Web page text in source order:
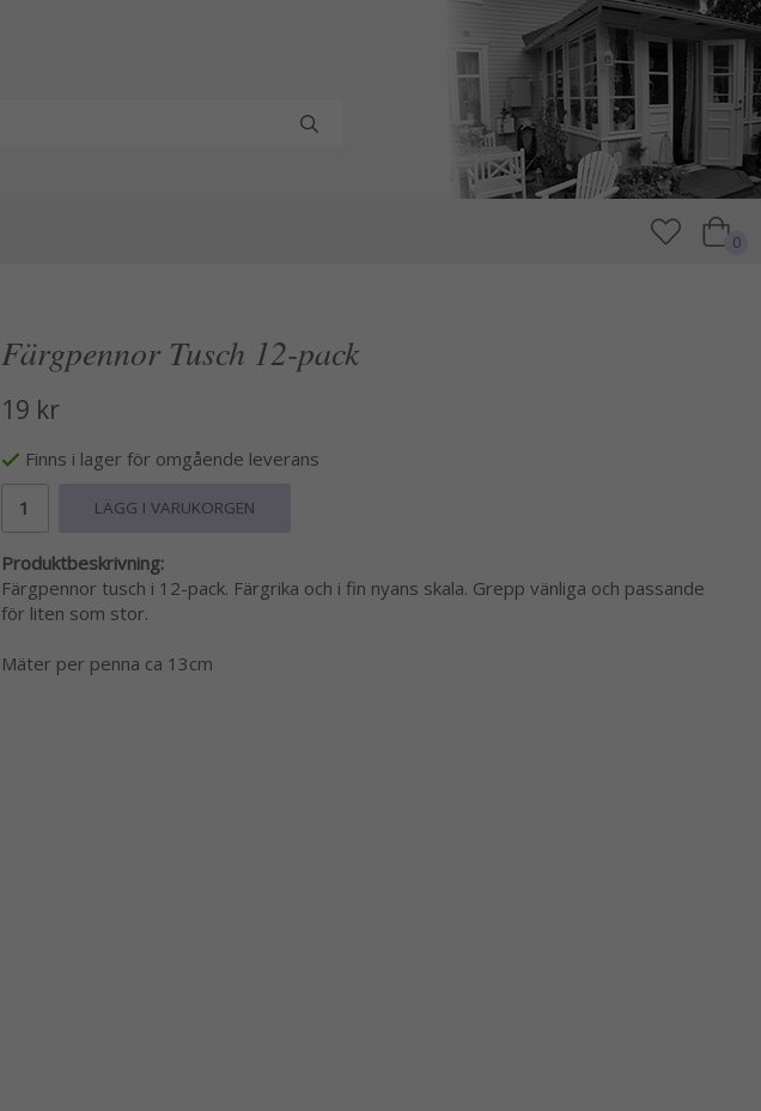
0
Färgpennor Tusch 12-pack
19 kr
Finns i lager för omgående leverans
LÄGG I VARUKORGEN
Produktbeskrivning:
Färgpennor tusch i 12-pack. Färgrika och i fin nyans skala. Grepp vänliga och passande
för liten som stor.
Mäter per penna ca 13cm